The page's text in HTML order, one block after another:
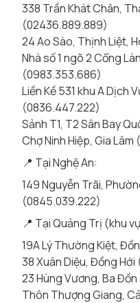
338 Trần Khát Chân,
(02436.889.889)
24 Ao Sào, Thịnh Liệt,
Nhà số 1 ngõ 2 Cổng
(0983.353.686)
Liền Kề 531 khu A Dịch
(0836.447.222)
Sảnh T1, T2 Sân Bay
Chợ Ninh Hiệp, Gia
📍 Tại Nghệ An:
149 Nguyễn Trãi,
(0845.039.222)
📍 Tại Quảng Trị (khu
19A Lý Thường Kiệt,
38 Xuân Diệu, Đồng
23 Hùng Vương, Ba
Thôn Thượng Giang,